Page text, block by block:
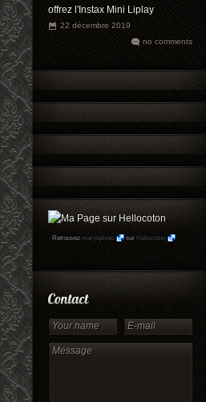
offrez l'Instax Mini Liplay
22 décembre 2019
no comments
Retrouvez maryophoto sur Hellocoton